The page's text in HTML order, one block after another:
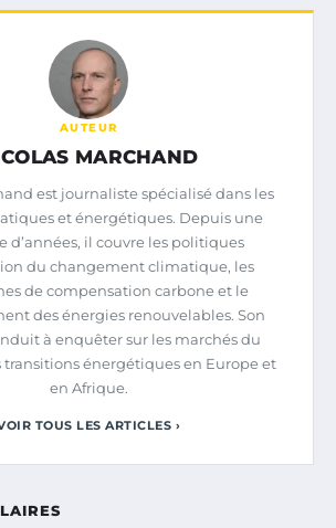
AUTEUR
MARCHAND
est journaliste spécialisé dans les
et énergétiques. Depuis une
d’années, il couvre les politiques
du changement climatique, les
de compensation carbone et le
des énergies renouvelables. Son
à enquêter sur les marchés du
transitions énergétiques en Europe et
en Afrique.
TOUS LES ARTICLES ›